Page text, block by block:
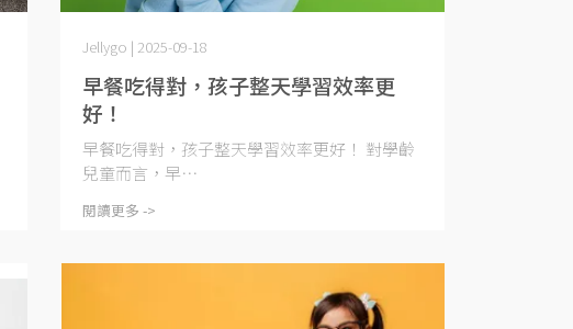
早餐吃得對，孩子整天學習效率更
好！
Jellygo | 2025-09-18
早餐吃得對，孩子整天學習效率更好！ 對學齡
兒童而言，早⋯
閱讀更多 ->